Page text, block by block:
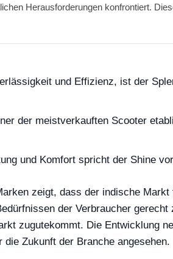
Herausforderungen konfrontiert.
und Effizienz, ist der
der meistverkauften Scooter
und Komfort spricht der Shine
zeigt, dass der indische
der Verbraucher
zugutekommt. Die Entwicklung
Zukunft der Branche angesehen.